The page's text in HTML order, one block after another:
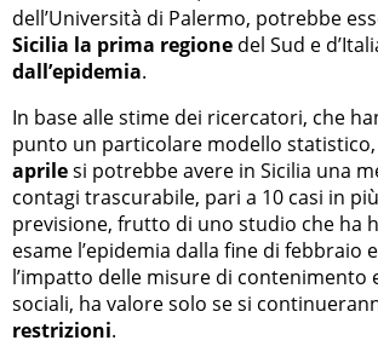
dell’Università di Palermo, potrebbe
Sicilia la prima regione del Sud e
dall’epidemia.
In base alle stime dei ricercatori, che
punto un particolare modello statistico,
aprilesi potrebbe avere in Sicilia una
contagi trascurabile, pari a 10 casi in
previsione, frutto di uno studio che ha
esame l’epidemia dalla fine di febbraio
l’impatto delle misure di contenimento
sociali, ha valore solo se si
restrizioni.